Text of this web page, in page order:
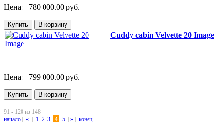
Цена: 780 000.00 руб.
Cuddy cabin Velvette 20 Image
Цена: 799 000.00 руб.
91 - 120 из 148
начало | « | 1 2 3 4 5 | » | конец